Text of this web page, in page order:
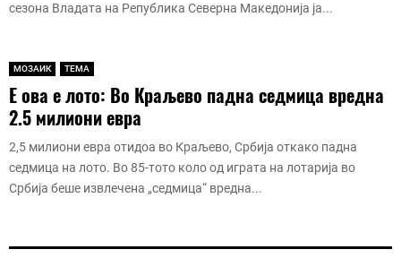
сезона Владата на Република Северна Македонија ја...
МОЗАИК ТЕМА
Е ова е лото: Во Краљево падна седмица вредна
2.5 милиони евра
2,5 милиони евра отидоа во Краљево, Србија откако падна
седмица на лото. Во 85-тото коло од играта на лотарија во
Србија беше извлечена „седмица“ вредна...